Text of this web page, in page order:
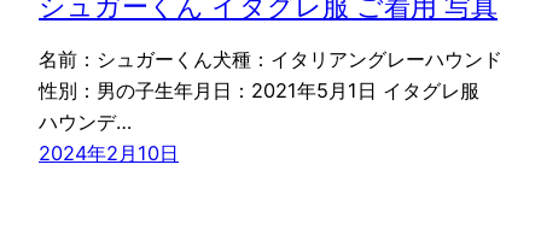
名前：シュガーくん犬種：イタリアングレーハウンド
性別：男の子生年月日：2021年5月1日 イタグレ服
ハウンデ…
2024年2月10日